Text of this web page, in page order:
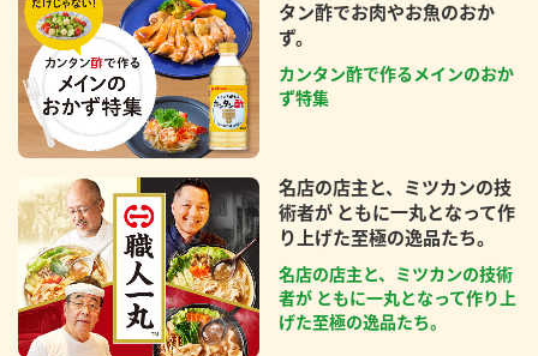
タン酢でお肉やお魚のおか
ず。
カンタン酢で作るメインのおか
ず特集
名店の店主と、ミツカンの技
術者が ともに一丸となって作
り上げた至極の逸品たち。
名店の店主と、ミツカンの技術
者が ともに一丸となって作り上
げた至極の逸品たち。